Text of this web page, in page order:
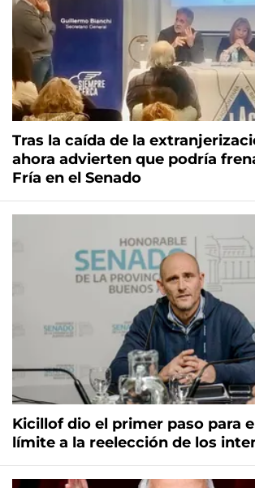
Tras la caída de la
ahora advierten que podría
Fría en el Senado
Kicillof dio el primer paso para
límite a la reelección de los